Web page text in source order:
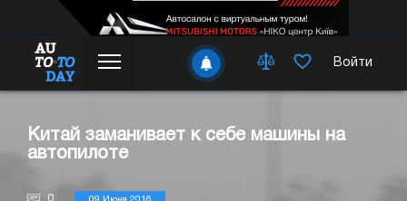
Войти
Китай заманивает к себе машины на
автопилоте
0